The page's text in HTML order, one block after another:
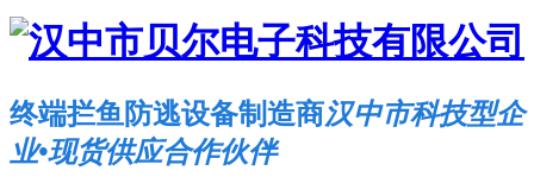
终端拦鱼防逃设备制造商汉中市科技型企
业•现货供应合作伙伴